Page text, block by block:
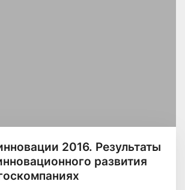
2016. Результаты
развития